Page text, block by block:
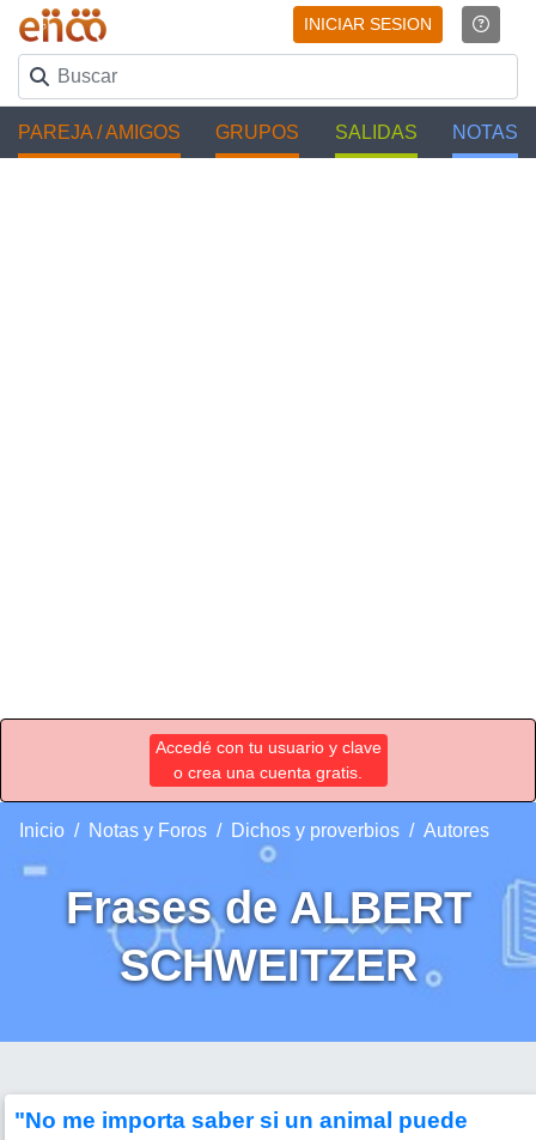
INICIAR SESION
PAREJA / AMIGOS GRUPOS SALIDAS NOTAS
Accedé con tu usuario y clave
o crea una cuenta gratis.
Inicio Notas y Foros Dichos y proverbios Autores
Frases de ALBERT
SCHWEITZER
"No me importa saber si un animal puede